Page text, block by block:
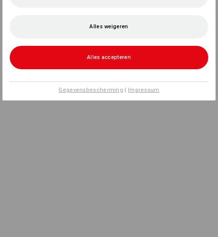
Alles weigeren
Alles accepteren
Gegevensbescherming | Impressum